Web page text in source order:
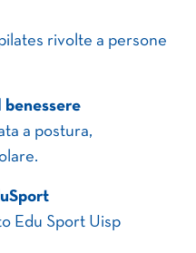
rivolte a persone
benessere
a postura,
Edu Sport Uisp